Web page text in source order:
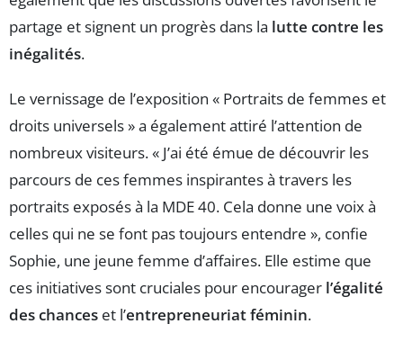
partage et signent un progrès dans la lutte contre les
inégalités.
Le vernissage de l’exposition « Portraits de femmes et
droits universels » a également attiré l’attention de
nombreux visiteurs. « J’ai été émue de découvrir les
parcours de ces femmes inspirantes à travers les
portraits exposés à la MDE 40. Cela donne une voix à
celles qui ne se font pas toujours entendre », confie
Sophie, une jeune femme d’affaires. Elle estime que
ces initiatives sont cruciales pour encourager l’égalité
des chances et l’entrepreneuriat féminin.